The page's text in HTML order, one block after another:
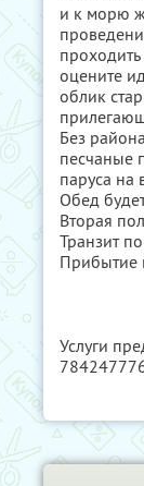
и к морю
оцените
облик
Без
песчаные
паруса на
Обед
Вторая
Транзит
Прибытие
Услуги